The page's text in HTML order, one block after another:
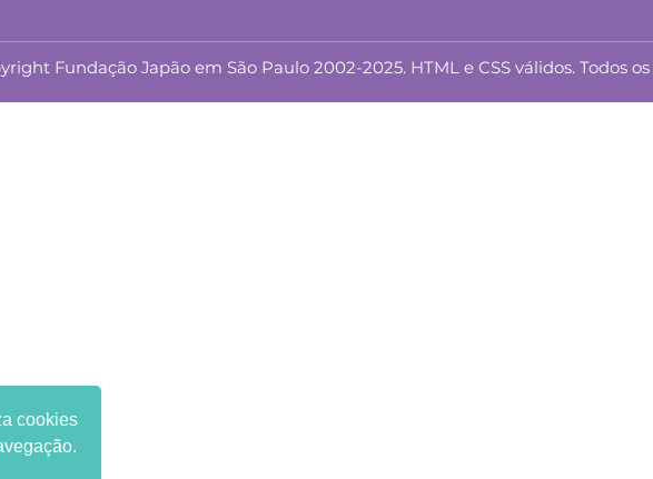
Fundação Japão em São Paulo 2002-2025. HTML e CSS válidos. Todos
cookies